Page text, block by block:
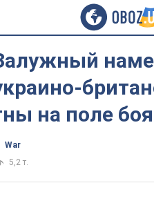
на поле боя
War
5,2 т.